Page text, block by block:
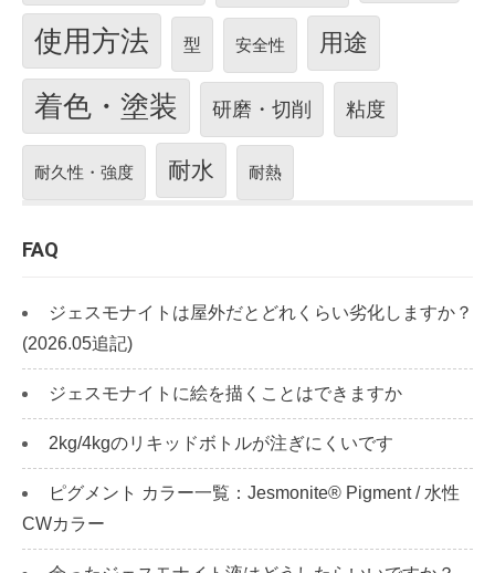
使用方法 型 安全性 用途
着色・塗装 研磨・切削 粘度
耐久性・強度 耐水 耐熱
FAQ
ジェスモナイトは屋外だとどれくらい劣化しますか？
(2026.05追記)
ジェスモナイトに絵を描くことはできますか
2kg/4kgのリキッドボトルが注ぎにくいです
ピグメント カラー一覧：Jesmonite® Pigment / 水性
CWカラー